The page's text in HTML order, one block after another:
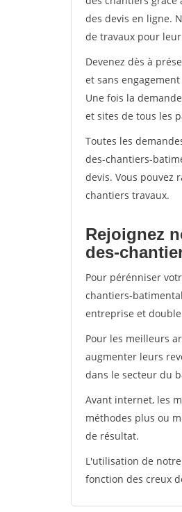
des devis en ligne.
de travaux pour
Devenez dès à
et sans
Une fois la
et sites de tous les
Toutes les
des-chantiers-
devis. Vous pouvez
chantiers travaux.
Rejoignez
des-
Pour pérénniser
chantiers-
entreprise et
Pour les meilleurs
augmenter leurs
dans le secteur du
Avant internet, les
méthodes plus ou
de résultat.
L'utilisation de
fonction des creux